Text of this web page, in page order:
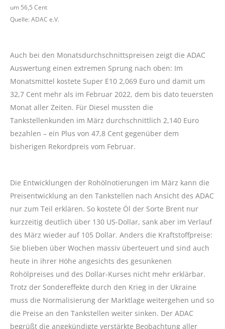
um 56,5 Cent
Quelle: ADAC e.V.
Auch bei den Monatsdurchschnittspreisen zeigt die ADAC
Auswertung einen extremen Sprung nach oben: Im
Monatsmittel kostete Super E10 2,069 Euro und damit um
32,7 Cent mehr als im Februar 2022, dem bis dato teuersten
Monat aller Zeiten. Für Diesel mussten die
Tankstellenkunden im März durchschnittlich 2,140 Euro
bezahlen – ein Plus von 47,8 Cent gegenüber dem
bisherigen Rekordpreis vom Februar.
Die Entwicklungen der Rohölnotierungen im März kann die
Preisentwicklung an den Tankstellen nach Ansicht des ADAC
nur zum Teil erklären. So kostete Öl der Sorte Brent nur
kurzzeitig deutlich über 130 US-Dollar, sank aber im Verlauf
des März wieder auf 105 Dollar. Anders die Kraftstoffpreise:
Sie blieben über Wochen massiv überteuert und sind auch
heute in ihrer Höhe angesichts des gesunkenen
Rohölpreises und des Dollar-Kurses nicht mehr erklärbar.
Trotz der Sondereffekte durch den Krieg in der Ukraine
muss die Normalisierung der Marktlage weitergehen und so
die Preise an den Tankstellen weiter sinken. Der ADAC
begrüßt die angekündigte verstärkte Beobachtung aller